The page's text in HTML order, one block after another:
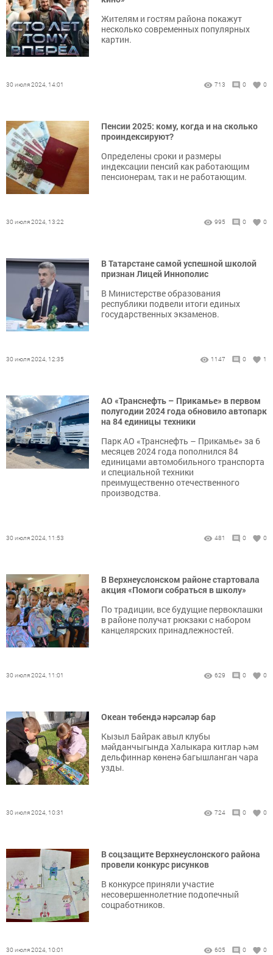
Жителям и гостям района покажут
несколько современных популярных
картин.
30 июля 2024, 14:01 713 0 0
Пенсии 2025: кому, когда и на сколько
проиндексируют?
Определены сроки и размеры
индексации пенсий как работающим
пенсионерам, так и не работающим.
30 июля 2024, 13:22 995 0 0
В Татарстане самой успешной школой
признан Лицей Иннополис
В Министерстве образования
республики подвели итоги единых
государственных экзаменов.
30 июля 2024, 12:35 1147 0 1
АО «Транснефть – Прикамье» в первом
полугодии 2024 года обновило автопарк
на 84 единицы техники
Парк АО «Транснефть – Прикамье» за 6
месяцев 2024 года пополнился 84
единицами автомобильного транспорта
и специальной техники
преимущественно отечественного
производства.
30 июля 2024, 11:53 481 0 0
В Верхнеуслонском районе стартовала
акция «Помоги собраться в школу»
По традиции, все будущие первоклашки
в районе получат рюкзаки с набором
канцелярских принадлежностей.
30 июля 2024, 11:01 629 0 0
Океан төбендә нәрсәләр бар
Кызыл Байрак авыл клубы
мәйданчыгында Халыкара китлар һәм
дельфиннар көненә багышланган чара
узды.
30 июля 2024, 10:31 724 0 0
В соцзащите Верхнеуслонского района
провели конкурс рисунков
В конкурсе приняли участие
несовершеннолетние подопечный
соцработников.
30 июля 2024, 10:01 605 0 0